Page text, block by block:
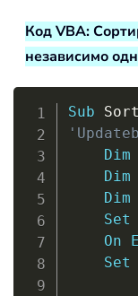
Код VBA:
независимо
Sub
Dim
Dim
Dim
Set
On
Set